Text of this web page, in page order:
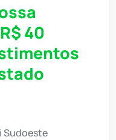
40
Sudoeste